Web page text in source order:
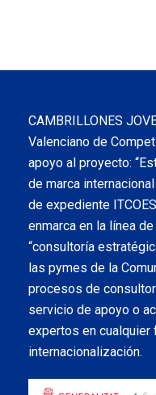
CAMBRILLONES
Valenciano de
apoyo al proyecto:
de marca
de expediente
enmarca en la línea
“consultoría
las pymes de la
procesos de
servicio de apoyo o
expertos en
internacionalización.